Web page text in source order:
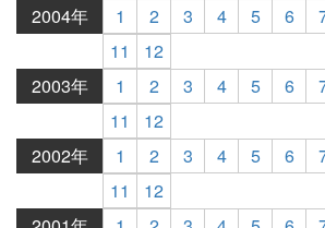
2004年
1 2 3 4 5 6
11
12
2003年
1 2 3 4 5 6
11
12
2002年
1 2 3 4 5 6
11
12